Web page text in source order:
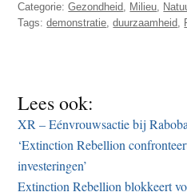
Categorie:Gezondheid, Milieu,
Tags:demonstratie,duurzaamheid,
Lees ook:
XR – Eénvrouwsactie bij
‘Extinction Rebellion
investeringen’
Extinction Rebellion blokkeert